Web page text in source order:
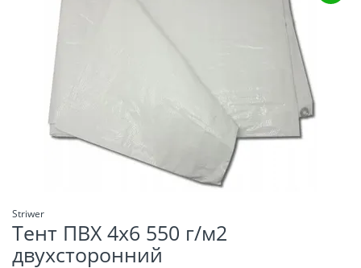
Striwer
Тент ПВХ 4х6 550 г/м2
двухсторонний